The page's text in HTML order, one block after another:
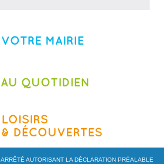
ARRÊTÉ AUTORISANT LA DÉCLARATION PRÉALABLE